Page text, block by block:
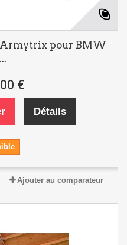
pour BMW
€
Détails
Ajouter au comparateur